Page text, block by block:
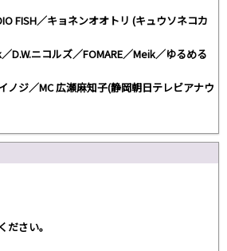
FISH／キョネンオオトリ (キュウソネコカ
D.W.ニコルズ／FOMARE／Meik／ゆるめる
ノジ／MC 広瀬麻知子(静岡朝日テレビアナウ
さい。